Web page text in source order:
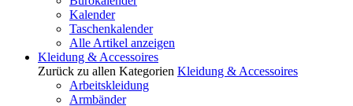
Kalender
Taschenkalender
Alle Artikel anzeigen
Kleidung & Accessoires
Zurück zu allen Kategorien Kleidung & Accessoires
Arbeitskleidung
Armbänder